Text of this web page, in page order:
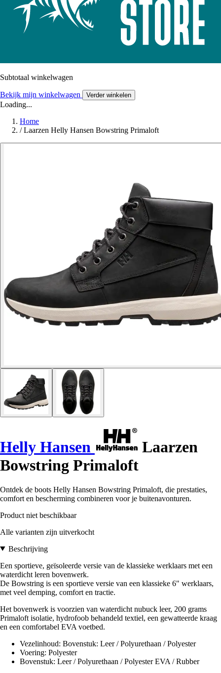
Subtotaal winkelwagen
Bekijk mijn winkelwagen Verder winkelen
Loading...
Home
/ Laarzen Helly Hansen Bowstring Primaloft
Helly Hansen
Laarzen
Bowstring Primaloft
Ontdek de boots Helly Hansen Bowstring Primaloft, die prestaties,
comfort en bescherming combineren voor je buitenavonturen.
Product niet beschikbaar
Alle varianten zijn uitverkocht
Beschrijving
Een sportieve, geïsoleerde versie van de klassieke werklaars met een
waterdicht leren bovenwerk.
De Bowstring is een sportieve versie van een klassieke 6" werklaars,
met veel demping, comfort en tractie.
Het bovenwerk is voorzien van waterdicht nubuck leer, 200 grams
Primaloft isolatie, hydrofoob behandeld textiel, een gewatteerde kraag
en een comfortabel EVA voetbed.
Vezelinhoud: Bovenstuk: Leer / Polyurethaan / Polyester
Voering: Polyester
Bovenstuk: Leer / Polyurethaan / Polyester EVA / Rubber